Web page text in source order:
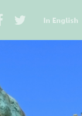
In English